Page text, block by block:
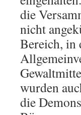
die
nicht
Bereich, in
wurden
die